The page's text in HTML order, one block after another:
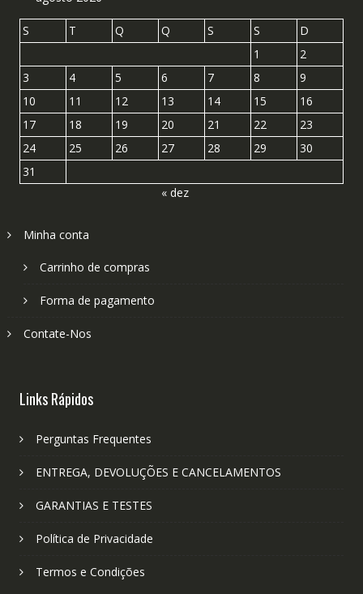
S T Q Q S S
D
1
2
3
4 5 6 7 8
9
10
11 12 13 14 15
16
17
18 19 20 21 22
23
24
25 26 27 28 29
30
31
« dez
Minha conta
Carrinho de compras
Forma de pagamento
Contate-Nos
Links Rápidos
Perguntas Frequentes
ENTREGA, DEVOLUÇÕES E CANCELAMENTOS
GARANTIAS E TESTES
Política de Privacidade
Termos e Condições